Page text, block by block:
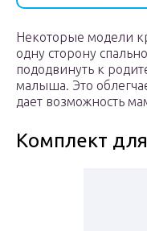
Некоторые модели
одну сторону
пододвинуть к
малыша. Это
дает возможность
Комплект